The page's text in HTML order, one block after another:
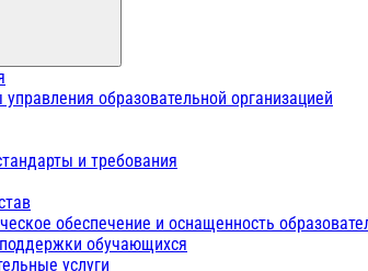
управления образовательной организацией
и требования
обеспечение и оснащенность
обучающихся
услуги